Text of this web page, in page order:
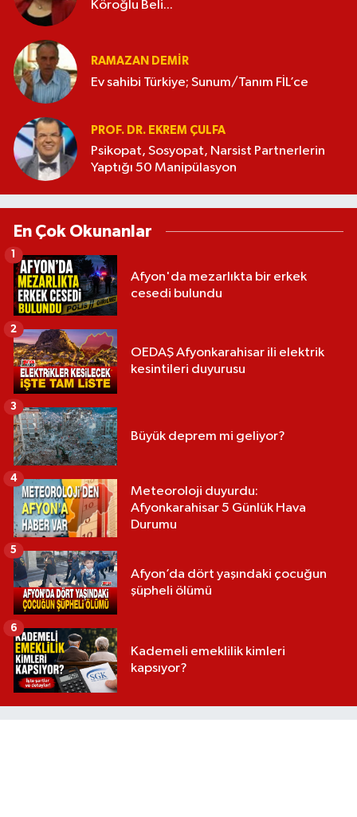
Köroğlu Beli...
RAMAZAN DEMİR
Ev sahibi Türkiye; Sunum/Tanım FİL’ce
PROF. DR. EKREM ÇULFA
Psikopat, Sosyopat, Narsist Partnerlerin
Yaptığı 50 Manipülasyon
En Çok Okunanlar
Afyon'da mezarlıkta bir erkek
cesedi bulundu
1
OEDAŞ Afyonkarahisar ili elektrik
kesintileri duyurusu
2
Büyük deprem mi geliyor?
3
Meteoroloji duyurdu:
Afyonkarahisar 5 Günlük Hava
Durumu
4
Afyon’da dört yaşındaki çocuğun
şüpheli ölümü
5
Kademeli emeklilik kimleri
kapsıyor?
6